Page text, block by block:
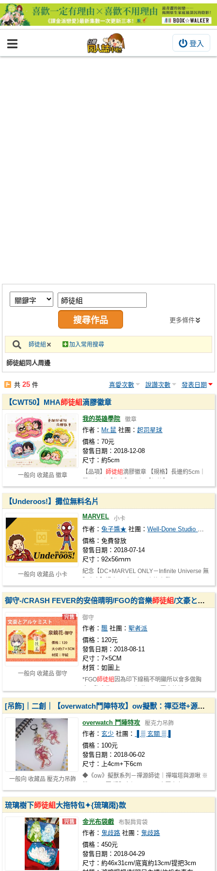
登入
BOOKY書集倉庫
繪圖藝廊
交流中心
攤位轉讓區
會員功能選單
註冊會員
更多條件
師徒組 加入常用搜尋
師徒組同人周邊
共25 件 喜愛次數 說讚次數 發表日期
一般向 收藏品 徽章
【CWT50】MHA師徒組滴膠徽章
我的英雄學院 徽章
作者： Mr.鼠 社團：起司星球
價格：70元
發售日期：2018-12-08
尺寸：約5cm
【品項】 師徒組滴膠徽章 【規格】長邊約5cm｜
一般向 收藏品 小卡
【Underoos!】攤位無料名片
MARVEL 小卡
作者：兔子醬★ 社團：Well-Done Studio 大叔革命
價格：免費發放
發售日期：2018-07-14
尺寸：92x56ｍｍ
紀念【DC×MARVEL ONLY－Infinite Universe 無
一般向 收藏品 御守
御守-/CRASH FEVER的安倍晴明/FGO的音樂師徒組/文豪とアルケミスト的泉鏡花
御守
作者：飄 社團：聖者派
價格：120元
發售日期：2018-08-11
尺寸：7×5CM
材質：如圖上
*FGO師徒組 因為印下線稿不明顯所以會多做胸
一般向 收藏品 壓克力吊飾
[吊飾]｜二創｜【overwatch鬥陣特攻】ow擬獸：禪亞塔+源氏｜禪源/源禪
overwatch 鬥陣特攻 壓克力吊飾
作者：玄少 社團：
▐ ▒ 玄關 ▒▐
價格：100元
發售日期：2018-06-02
尺寸：上4cm+下6cm
◆《ow》擬獸系列－禪源師徒｜禪喵塔與源啾 ※
琉璃樹下師徒組大拖特包✦{琉璃雨}款
金光布袋戲 布製肩背袋
作者： 鬼歧路 社團： 鬼歧路
價格：450元
發售日期：2018-04-29
尺寸：約46x31cm/底寬約13cm/提把3cm